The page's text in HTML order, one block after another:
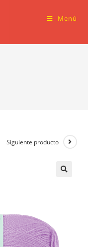
Menú
Siguiente producto